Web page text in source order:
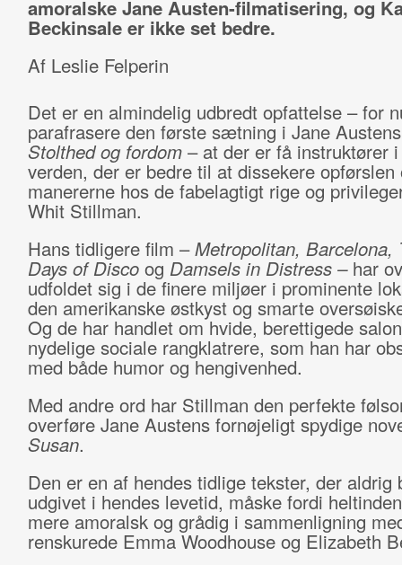
amoralske Jane Austen-filmatisering, og
Beckinsale er ikke set bedre.
Af Leslie Felperin
Det er en almindelig udbredt opfattelse – for
parafrasere den første sætning i Jane
Stolthed og fordom – at der er få instruktører
verden, der er bedre til at dissekere opførslen
manererne hos de fabelagtigt rige og
Whit Stillman.
Hans tidligere film –Metropolitan, Barcelona,
Days of Disco og Damsels in Distress –har
udfoldet sig i de finere miljøer i prominente
den amerikanske østkyst og smarte
Og de har handlet om hvide, berettigede
nydelige sociale rangklatrere, som han har
med både humor og hengivenhed.
Med andre ord har Stillman den perfekte
overføre Jane Austens fornøjeligt spydige
Susan.
Den er en af hendes tidlige tekster, der aldrig
udgivet i hendes levetid, måske fordi
mere amoralsk og grådig i sammenligning
renskurede Emma Woodhouse og Elizabeth